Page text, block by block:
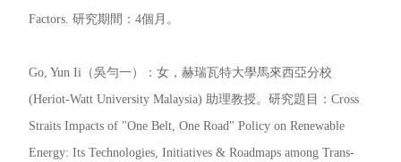
Factors. 研究期間：4個月。
Go, Yun Ii（吳勻一）：女，赫瑞瓦特大學馬來西亞分校
(Heriot-Watt University Malaysia) 助理教授。研究題目：Cross
Straits Impacts of "One Belt, One Road" Policy on Renewable
Energy: Its Technologies, Initiatives & Roadmaps among Trans-